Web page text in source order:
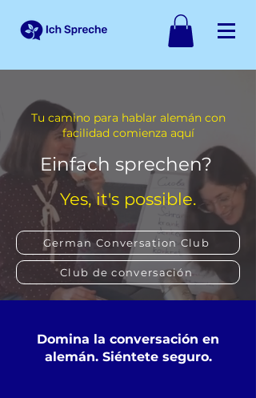
Tu camino para hablar alemán con
facilidad comienza aquí
Einfach sprechen?
Yes, it's possible.
German Conversation Club
Club de conversación
Domina la conversación en
alemán. Siéntete seguro.